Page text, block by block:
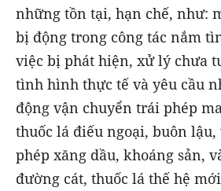
những tồn tại, hạn chế, như:
bị động trong công tác nắm
việc bị phát hiện, xử lý chưa
tình hình thực tế và yêu cầu
động vận chuyển trái phép
thuốc lá điếu ngoại, buôn
phép xăng dầu, khoáng sản,
đường cát, thuốc lá thế hệ